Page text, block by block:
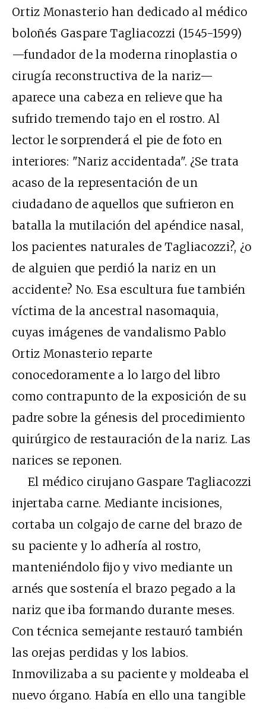
Ortiz Monasterio han dedicado al médico
boloñés Gaspare Tagliacozzi (1545-1599)
—fundador de la moderna rinoplastia o
cirugía reconstructiva de la nariz—
aparece una cabeza en relieve que ha
sufrido tremendo tajo en el rostro. Al
lector le sorprenderá el pie de foto en
interiores: "Nariz accidentada". ¿Se trata
acaso de la representación de un
ciudadano de aquellos que sufrieron en
batalla la mutilación del apéndice nasal,
los pacientes naturales de Tagliacozzi?, ¿o
de alguien que perdió la nariz en un
accidente? No. Esa escultura fue también
víctima de la ancestral nasomaquia,
cuyas imágenes de vandalismo Pablo
Ortiz Monasterio reparte
conocedoramente a lo largo del libro
como contrapunto de la exposición de su
padre sobre la génesis del procedimiento
quirúrgico de restauración de la nariz. Las
narices se reponen.
El médico cirujano Gaspare Tagliacozzi
injertaba carne. Mediante incisiones,
cortaba un colgajo de carne del brazo de
su paciente y lo adhería al rostro,
manteniéndolo fijo y vivo mediante un
arnés que sostenía el brazo pegado a la
nariz que iba formando durante meses.
Con técnica semejante restauró también
las orejas perdidas y los labios.
Inmovilizaba a su paciente y moldeaba el
nuevo órgano. Había en ello una tangible